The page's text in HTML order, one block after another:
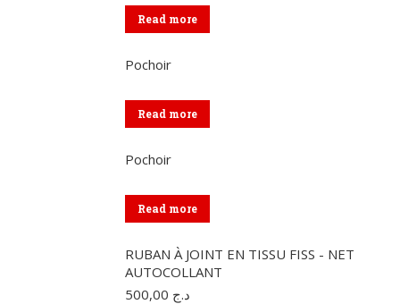
Read more
Pochoir
Read more
Pochoir
Read more
RUBAN À JOINT EN TISSU FISS - NET
AUTOCOLLANT
د.ج